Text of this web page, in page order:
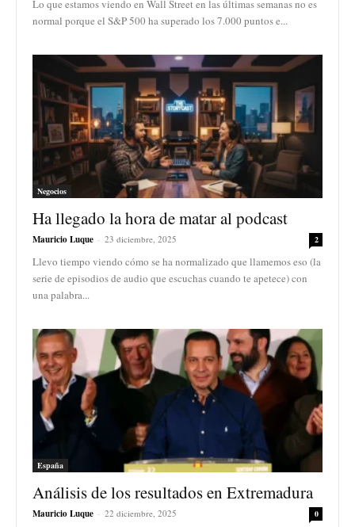
Lo que estamos viendo en Wall Street en las últimas semanas no es
normal porque el S&P 500 ha superado los 7.000 puntos e...
Negocios
Ha llegado la hora de matar al podcast
Mauricio Luque - 23 diciembre, 2025 2
Llevo tiempo viendo cómo se ha normalizado que llamemos eso (la
serie de episodios de audio que escuchas cuando te apetece) con
una palabra...
España
Análisis de los resultados en Extremadura
Mauricio Luque - 22 diciembre, 2025 0